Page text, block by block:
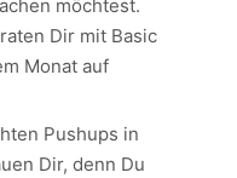
möchtest.
Dir mit Basic
Monat auf
Pushups in
Dir, denn Du